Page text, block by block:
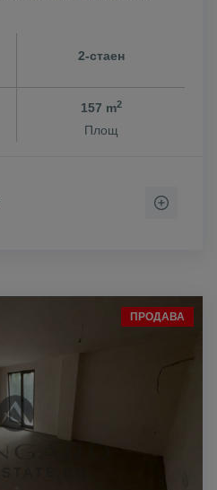
2-стаен
157 m2
Площ
ПРОДАВА